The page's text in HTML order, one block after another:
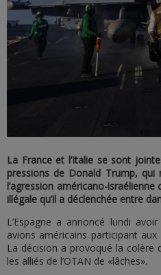
La France et l’Italie se sont
pressions de Donald Trump,
l’agression américano-
illégale qu’il a déclenchée entre
L’Espagne a annoncé lundi
avions américains participant aux
La décision a provoqué la colère
les alliés de l’OTAN de «lâches».